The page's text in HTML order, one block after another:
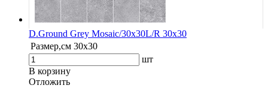
D.Ground Grey Mosaic/30x30L/R 30x30
Размер,см 30x30
шт
В корзину
Oтложить